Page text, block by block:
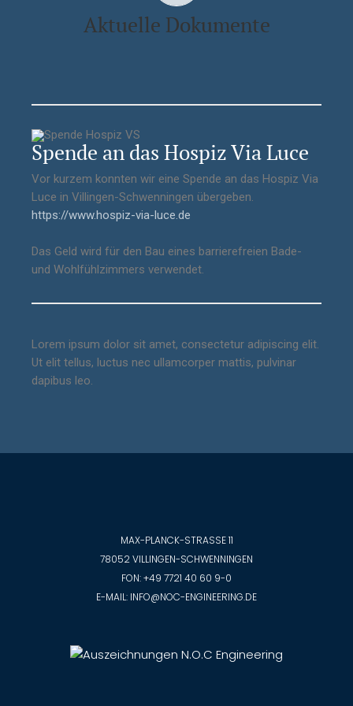
Aktuelle Dokumente
Freelancer richtig managen
Spende an das Hospiz Via Luce
Vor kurzem konnten wir eine Spende an das Hospiz Via
Luce in Villingen-Schwenningen übergeben.
https://www.hospiz-via-luce.de
Das Geld wird für den Bau eines barrierefreien Bade-
und Wohlfühlzimmers verwendet.
Lorem ipsum dolor sit amet, consectetur adipiscing elit.
Ut elit tellus, luctus nec ullamcorper mattis, pulvinar
dapibus leo.
MAX-PLANCK-STRASSE 11
78052 VILLINGEN-SCHWENNINGEN
FON:+49 7721 40 60 9-0
E-MAIL: INFO@NOC-ENGINEERING.DE